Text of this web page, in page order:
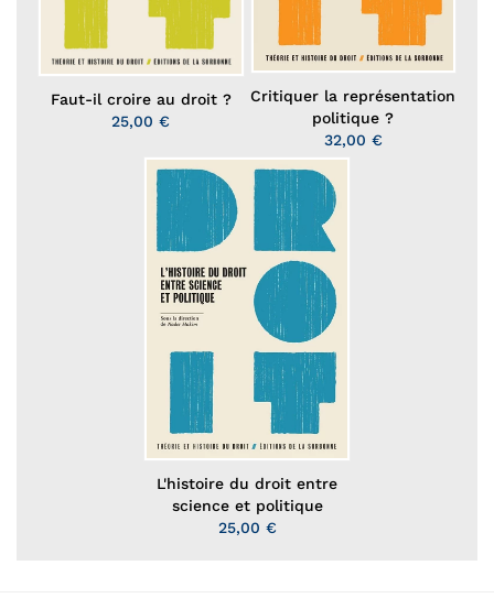
Faut-il croire au droit ?
25,00 €
Critiquer la représentation
politique ?
32,00 €
L'histoire du droit entre
science et politique
25,00 €